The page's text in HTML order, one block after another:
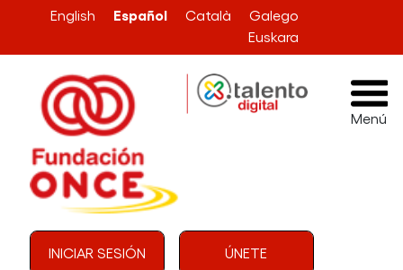
Pasar al contenido principal
English Español Català
Galego
Euskara
Menú
Menú de cuenta de usuario
INICIAR SESIÓN ÚNETE